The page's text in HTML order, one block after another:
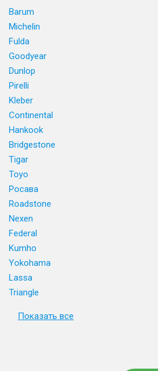
Barum
Michelin
Fulda
Goodyear
Dunlop
Pirelli
Kleber
Continental
Hankook
Bridgestone
Tigar
Toyo
Росава
Roadstone
Nexen
Federal
Kumho
Yokohama
Lassa
Triangle
Показать все